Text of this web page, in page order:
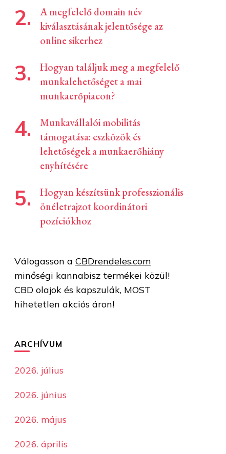
A megfelelő domain név
kiválasztásának jelentősége az
online sikerhez
Hogyan találjuk meg a megfelelő
munkalehetőséget a mai
munkaerőpiacon?
Munkavállalói mobilitás
támogatása: eszközök és
lehetőségek a munkaerőhiány
enyhítésére
Hogyan készítsünk professzionális
önéletrajzot koordinátori
pozíciókhoz
Válogasson a CBDrendeles.com
minőségi kannabisz termékei közül!
CBD olajok és kapszulák, MOST
hihetetlen akciós áron!
ARCHÍVUM
2026. július
2026. június
2026. május
2026. április